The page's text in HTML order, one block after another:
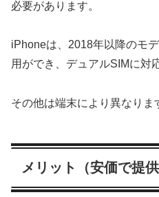
必要があります。
iPhoneは、2018年以降のモ
用ができ、デュアルSIMに対
その他は端末により異なりま
メリット（安価で提供